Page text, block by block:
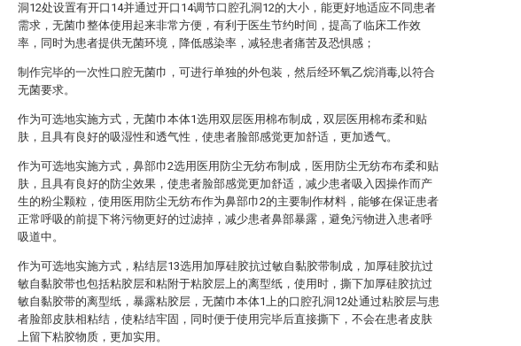
洞12处设置有开口14并通过开口14调节口腔孔洞12的大小，能更好地适应不同患者
需求，无菌巾整体使用起来非常方便，有利于医生节约时间，提高了临床工作效
率，同时为患者提供无菌环境，降低感染率，减轻患者痛苦及恐惧感；
制作完毕的一次性口腔无菌巾，可进行单独的外包装，然后经环氧乙烷消毒,以符合
无菌要求。
作为可选地实施方式，无菌巾本体1选用双层医用棉布制成，双层医用棉布柔和贴
肤，且具有良好的吸湿性和透气性，使患者脸部感觉更加舒适，更加透气。
作为可选地实施方式，鼻部巾2选用医用防尘无纺布制成，医用防尘无纺布布柔和贴
肤，且具有良好的防尘效果，使患者脸部感觉更加舒适，减少患者吸入因操作而产
生的粉尘颗粒，使用医用防尘无纺布作为鼻部巾2的主要制作材料，能够在保证患者
正常呼吸的前提下将污物更好的过滤掉，减少患者鼻部暴露，避免污物进入患者呼
吸道中。
作为可选地实施方式，粘结层13选用加厚硅胶抗过敏自黏胶带制成，加厚硅胶抗过
敏自黏胶带也包括粘胶层和粘附于粘胶层上的离型纸，使用时，撕下加厚硅胶抗过
敏自黏胶带的离型纸，暴露粘胶层，无菌巾本体1上的口腔孔洞12处通过粘胶层与患
者脸部皮肤相粘结，使粘结牢固，同时便于使用完毕后直接撕下，不会在患者皮肤
上留下粘胶物质，更加实用。